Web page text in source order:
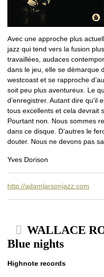
Avec une approche plus
jazz qui tend vers la fusion
travaillées, audaces
dans le jeu, elle se démarque
westcoast et se rapproche
soit peu plus aventureux. Le
d’enregistrer. Autant dire qu’il
tous excellents et cela devrait
Pourtant non. Nous sommes
dans ce disque. D’autres le
douter. Nous ne devons pas
Yves Dorison
http://adamlarsonjazz.com
WALLACE
Blue nights
Highnote records